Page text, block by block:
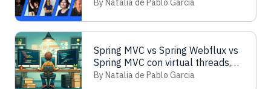
By Natalia de Pablo Garcia
Spring MVC vs Spring Webflux vs
Spring MVC con virtual threads,
¿quién ganará?
By Natalia de Pablo Garcia